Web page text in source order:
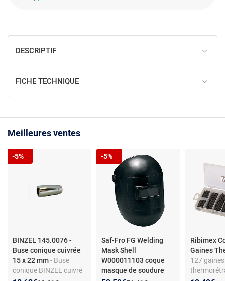
DESCRIPTIF
FICHE TECHNIQUE
Meilleures ventes
BINZEL 145.0076 -
Buse conique cuivrée
15 x 22 mm- Buse
conique BINZEL cuivre
-5%
Saf-Fro FG Welding
Mask Shell
W000011103 coque
masque de soudure
-5%
Ribimex
Gaines
127 gaines